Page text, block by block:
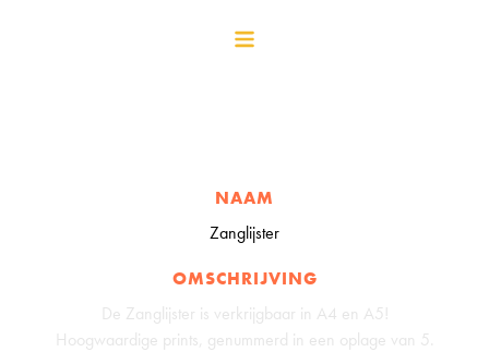
NAAM
Zanglijster
OMSCHRIJVING
De Zanglijster is verkrijgbaar in A4 en A5!
Hoogwaardige prints, genummerd in een oplage van 5.